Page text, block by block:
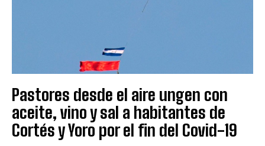
Pastores desde el aire ungen con
aceite, vino y sal a habitantes de
Cortés y Yoro por el fin del Covid-19